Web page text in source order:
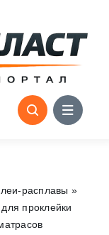
расплавы »
проклейки